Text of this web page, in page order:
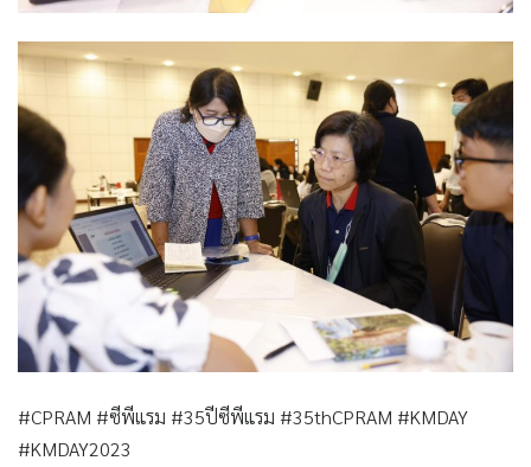
#CPRAM #ซีพีแรม #35ปีซีพีแรม #35thCPRAM #KMDAY
#KMDAY2023